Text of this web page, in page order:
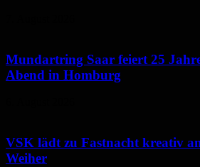
Mundartring Saar feiert 25
Abend in Homburg
VSK lädt zu Fastnacht kreativ
Weiher